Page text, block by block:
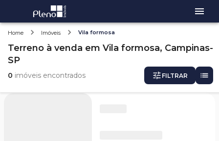
Home Imóveis Vila formosa
Terreno à venda em Vila formosa, Campinas-
SP
0 imóveis encontrados FILTRAR